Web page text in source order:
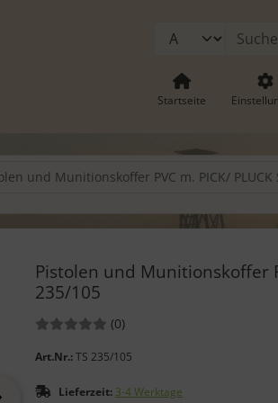
Startseite
und Munitionskoffer PVC m. PICK/
Pistolen und Munitionskoffer
235/105
Bewertungen:
(0Bewertungen
)
Art.Nr.:TS 235/105
Lieferzeit: 3-4 Werktage